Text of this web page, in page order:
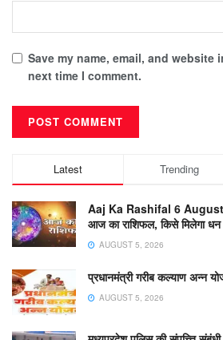
Save my name, email, and
next time I comment.
Latest Trending
Aaj Ka Rashifal 6 August
आज का राशिफल, किसे मिलेगा धन
AUGUST 5, 2026
प्रधानमंत्री गरीब कल्याण अन्न
AUGUST 5, 2026